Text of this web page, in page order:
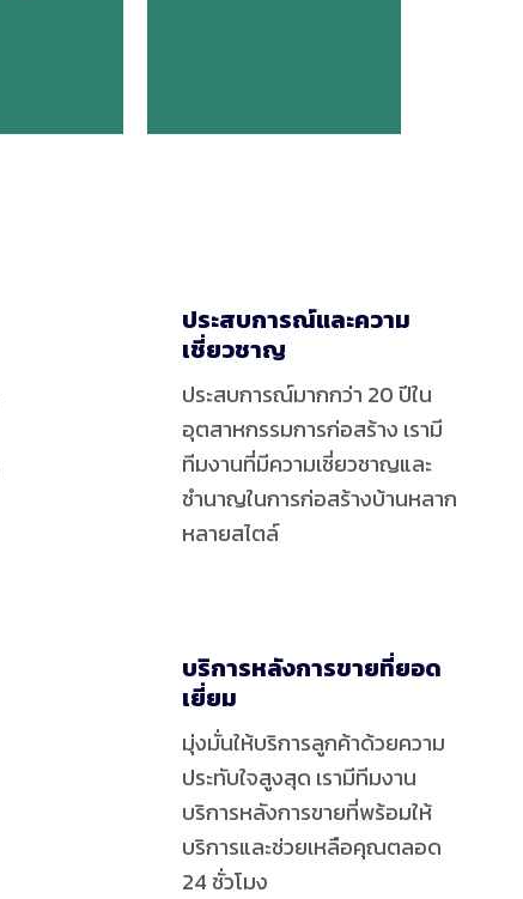
ประสบการณ์และความ
เชี่ยวชาญ
ประสบการณ์มากกว่า 20 ปีใน
อุตสาหกรรมการก่อสร้าง เรามี
ทีมงานที่มีความเชี่ยวชาญและ
ชำนาญในการก่อสร้างบ้านหลาก
หลายสไตล์
บริการหลังการขายที่ยอด
เยี่ยม
มุ่งมั่นให้บริการลูกค้าด้วยความ
ประทับใจสูงสุด เรามีทีมงาน
บริการหลังการขายที่พร้อมให้
บริการและช่วยเหลือคุณตลอด
24 ชั่วโมง